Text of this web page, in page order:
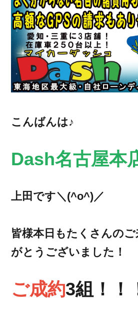
こんばんは♪
Dash名古屋本
上田です＼(^o^)／
皆様本日もたくさんのご
がとうございました！
ご成約3組！！